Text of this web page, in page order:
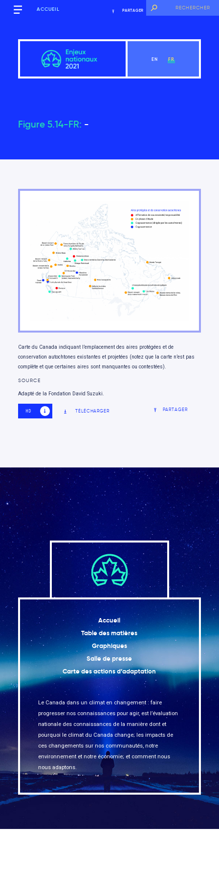
ACCUEIL PARTAGER
EN FR
Figure 5.14-FR: -
Carte du Canada indiquant l’emplacement des aires protégées et de
conservation autochtones existantes et projetées (notez que la carte n’est pas
complète et que certaines aires sont manquantes ou contestées).
SOURCE
Adapté de la Fondation David Suzuki.
HD SD TÉLÉCHARGER PARTAGER
Accueil
Table des matières
Graphiques
Salle de presse
Carte des actions d’adaptation
Le Canada dans un climat en changement : faire
progresser nos connaissances pour agir, est l’évaluation
nationale des connaissances de la manière dont et
pourquoi le climat du Canada change; les impacts de
ces changements sur nos communautés, notre
environnement et notre économie; et comment nous
nous adaptons.
Les principales constatations du Rapport sur
les enjeux nationaux
Aller de l’avant